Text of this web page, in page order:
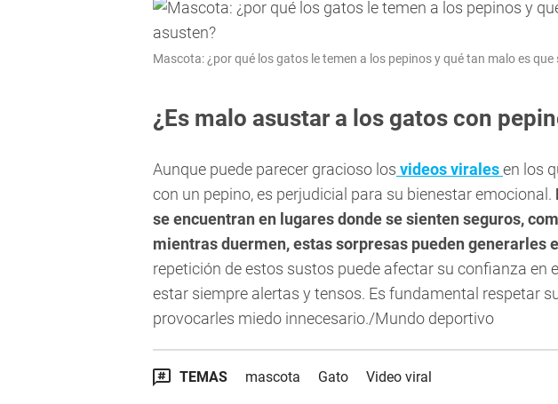
Mascota: ¿por qué los gatos le temen a los pepinos y qué tan malo es que
¿Es malo asustar a los gatos con
Aunque puede parecer gracioso los videos viralesen los
con un pepino, es perjudicial para su bienestar emocional.
se encuentran en lugares donde se sienten seguros,
mientras duermen, estas sorpresas pueden generarles
repetición de estos sustos puede afectar su confianza en
estar siempre alertas y tensos. Es fundamental respetar
provocarles miedo innecesario./Mundo deportivo
TEMAS mascota Gato Video viral